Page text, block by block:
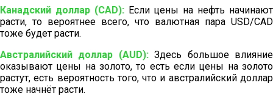
Канадский доллар (CAD): Если цены на нефть начинают
расти, то вероятнее всего, что валютная пара USD/CAD
тоже будет расти.
Австралийский доллар (AUD):Здесь большое влияние
оказывают цены на золото, то есть если цены на золото
растут, есть вероятность того, что и австралийский доллар
тоже начнёт расти.